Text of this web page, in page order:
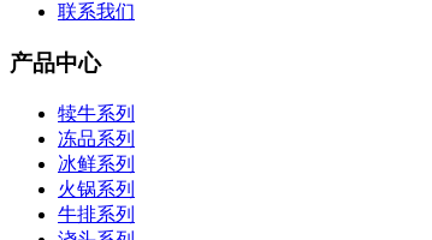
联系我们
产品中心
犊牛系列
冻品系列
冰鲜系列
火锅系列
牛排系列